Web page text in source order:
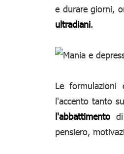
e durare giorni,
ultradiani.
Le formulazioni
l'accento tanto
l'abbattimento
pensiero,